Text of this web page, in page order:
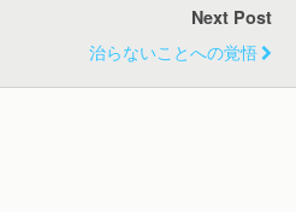
Next Post
治らないことへの覚悟